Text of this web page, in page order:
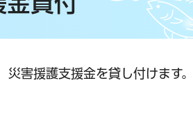
害援護支援金を貸し付けます。